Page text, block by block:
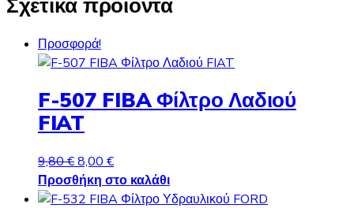
Σχετικά προϊόντα
Προσφορά!
F-507 FIBA Φίλτρο Λαδιού
FIAT
9,80€Original
price
was:
8,00 €Η
τρέχουσα
τιμή
Προσθήκη στο καλάθι